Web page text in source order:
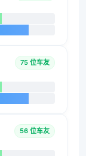
75 位车友
56 位车友